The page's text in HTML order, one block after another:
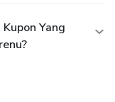
Yang